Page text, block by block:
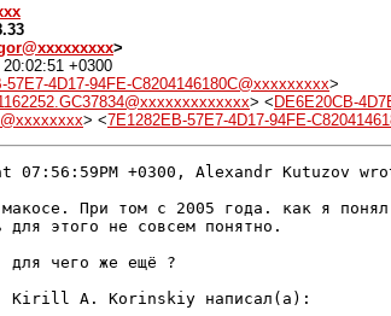
>
+0300
57E7-4D17-94FE-C8204146180C@xxxxxxxxx>
> < DE6E20CB-
> <7E1282EB-57E7-4D17-94FE-
07:56:59PM +0300, Alexandr Kutuzov
При том с 2005 года. как я
для этого не совсем понятно.
для чего же ещё ?
Kirill A. Korinskiy написал(а):